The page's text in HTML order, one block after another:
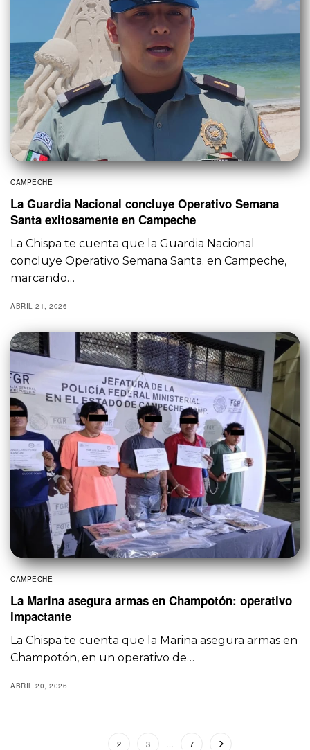
CAMPECHE
La Guardia Nacional concluye Operativo Semana
Santa exitosamente en Campeche
La Chispa te cuenta que la Guardia Nacional
concluye Operativo Semana Santa. en Campeche,
marcando…
ABRIL 21, 2026
CAMPECHE
La Marina asegura armas en Champotón: operativo
impactante
La Chispa te cuenta que la Marina asegura armas en
Champotón, en un operativo de…
ABRIL 20, 2026
2 3 … 7